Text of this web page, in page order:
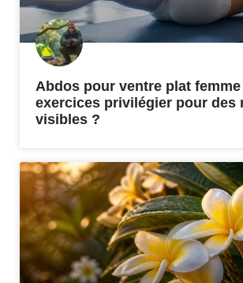
Abdos pour ventre plat
exercices privilégier pour des
visibles ?